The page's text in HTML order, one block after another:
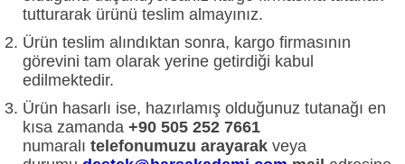
tutturarak ürünü teslim almayınız.
Ürün teslim alındıktan sonra, kargo firmasının
görevini tam olarak yerine getirdiği kabul
edilmektedir.
Ürün hasarlı ise, hazırlamış olduğunuz tutanağı en
kısa zamanda +90 505 252 7661
numaralı telefonumuzu arayarak veya